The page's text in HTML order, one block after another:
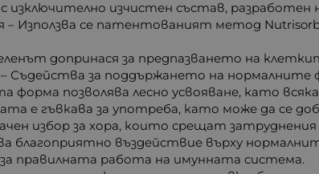
изключително изчистен състав, разработен
– Използва се патентованият метод
допринася за предпазването на
Съдейства за поддържането на
форма позволява лесно усвояване, като всяка
е гъвкава за употреба, като може да се
избор за хора, които срещат
благоприятно въздействие върху
правилната работа на имунната система.